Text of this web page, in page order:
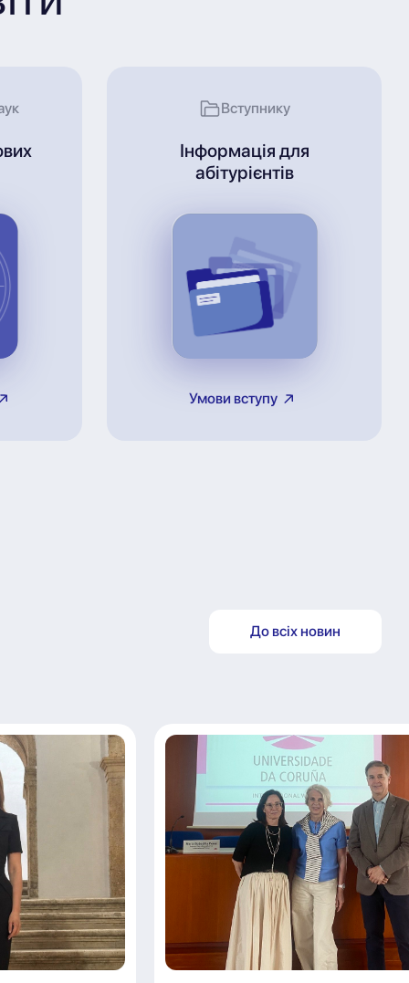
Вступнику
Інформація для
абітурієнтів
Умови вступу
До всіх новин